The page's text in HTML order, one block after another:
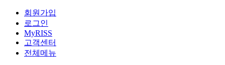
회원가입
로그인
MyRISS
고객센터
전체메뉴